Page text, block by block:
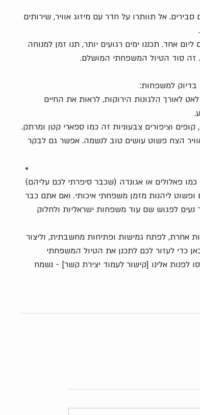
אל תוותרו על חדר עם מיזוג אוויר, שירותים
אחד. תכננו ימים רגועים יותר, תנו זמן למנוחה
זה סוד הטיול המשפחתי המושלם.
בדיוק למשפחות:
לאורך הלגונות הירוקות, לראות את החיים
וציפורים צבעוניות זה כמו ספארי קטן ומרתק.
הצח פשוט עושים טוב לנשמה. אפשר גם לבקר
כמו פאלולים או אגונדה (שכבר סיפרתי לכם עליהם)
ליהנות מזמן משפחתי איכותי. ואם אתם כבר
לפגוש שם עוד משפחות ישראליות ולחלוק
אחרת, לפתח גמישות ופתיחות מחשבתית, וליצור
כדי לעזור לכם לתכנן את הטיול המשפחתי
אלינו [קישור לעמוד יצירת קשר] - נשמח